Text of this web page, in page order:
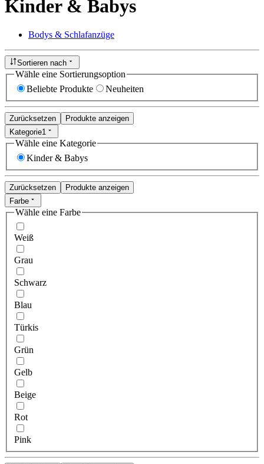
Kinder & Babys
Bodys & Schlafanzüge
Sortieren nach
Wähle eine Sortierungsoption
Beliebte Produkte
Neuheiten
Zurücksetzen
Produkte anzeigen
Kategorie1
Wähle eine Kategorie
Kinder & Babys
Zurücksetzen
Produkte anzeigen
Farbe
Wähle eine Farbe
Weiß
Grau
Schwarz
Blau
Türkis
Grün
Gelb
Beige
Rot
Pink